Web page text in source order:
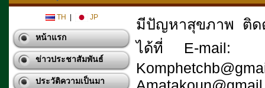
TH JP
หน้าแรก
ข่าวประชาสัมพันธ์
ประวัติความเป็นมา
มีปัญหาสุขภาพ ติด
ได้ที่